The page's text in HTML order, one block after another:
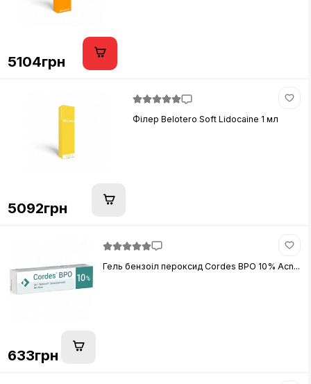
5104грн
Філер Belotero Soft Lidocaine 1 мл
5092грн
Гель бензоіл пероксид Cordes BPO 10% Acn...
633грн